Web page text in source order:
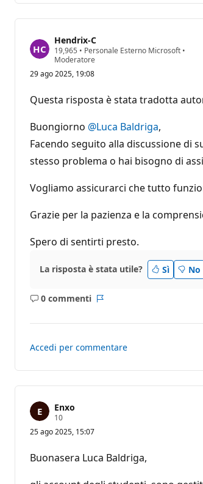
Hendrix-C
19,965 P
u
t
d
i
e
p
u
t
a
o
• Personale Esterno Microsoft •
Moderatore
29 ago 2025, 19:08
Questa risposta è stata tradotta
Buongiorno @Luca Baldriga,
Facendo seguito alla discussione di
stesso problema o hai bisogno di
Vogliamo assicurarci che tutto
Grazie per la pazienza e la
Spero di sentirti presto.
La risposta è stata utile? Sì No
0 commenti
Nessun
Accedi per commentare
Enxo
10P
n
i
d
r
25 ago 2025, 15:07
Buonasera Luca Baldriga,